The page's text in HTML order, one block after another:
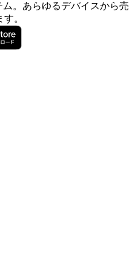
。あらゆるデバイスから売
。